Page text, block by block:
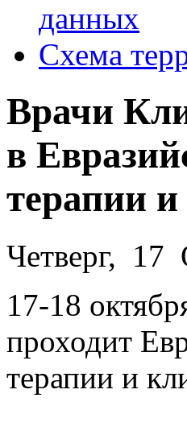
данных
Схема
Врачи
в
терапии
Четверг, 17
17-18
проходит
терапии и